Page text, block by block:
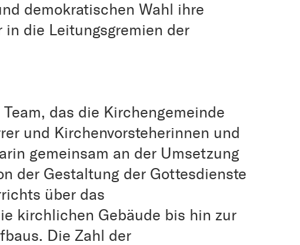
demokratischen Wahl ihre
die Leitungsgremien der
das die Kirchengemeinde
und Kirchenvorsteherinnen und
gemeinsam an der Umsetzung
der Gestaltung der Gottesdienste
über das
kirchlichen Gebäude bis hin zur
Die Zahl der